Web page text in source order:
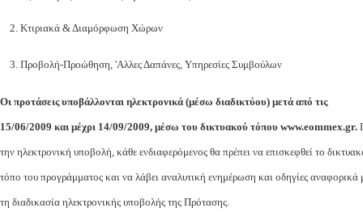
2. Κτιριακά & Διαμόρφωση Χώρων
3. Προβολή-Προώθηση, 'Αλλες Δαπάνες, Υπηρεσίες Συμβούλων
Οι προτάσεις υποβάλλονται ηλεκτρονικά (μέσω διαδικτύου) μετά από τις
15/06/2009 και μέχρι 14/09/2009, μέσω του δικτυακού τόπου www.eommex.gr.
την ηλεκτρονική υποβολή, κάθε ενδιαφερόμενος θα πρέπει να επισκεφθεί το
τόπο του προγράμματος και να λάβει αναλυτική ενημέρωση και οδηγίες αναφορικά
τη διαδικασία ηλεκτρονικής υποβολής της Πρότασης.